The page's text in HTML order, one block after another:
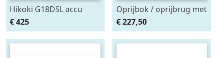
Hikoki G18DSL accu
haakse slijper (2x5Ah +
HSCII)
€ 425
Oprijbok / oprijbrug met
ingebouwde krik. set
2stuks
€ 227,50